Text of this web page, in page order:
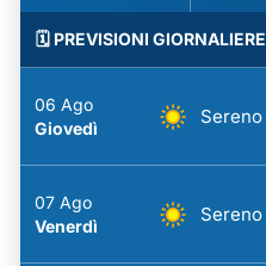
🗓️ PREVISIONI GIORNALIERE
06 Ago
Giovedì
Sereno
07 Ago
Venerdì
Sereno